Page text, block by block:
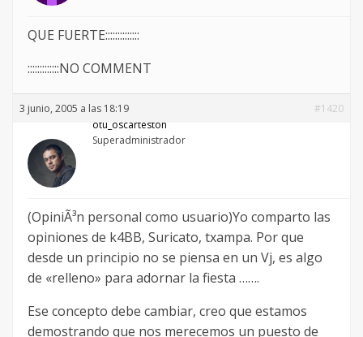
QUE FUERTE::::::::::::::
:::::::::::::NO COMMENT
3 junio, 2005 a las 18:19
#1420
otu_oscarteston
Superadministrador
(OpiniÃ³n personal como usuario)Yo comparto las
opiniones de k4BB, Suricato, txampa. Por que
desde un principio no se piensa en un Vj, es algo
de «relleno» para adornar la fiesta …….
Ese concepto debe cambiar, creo que estamos
demostrando que nos merecemos un puesto de